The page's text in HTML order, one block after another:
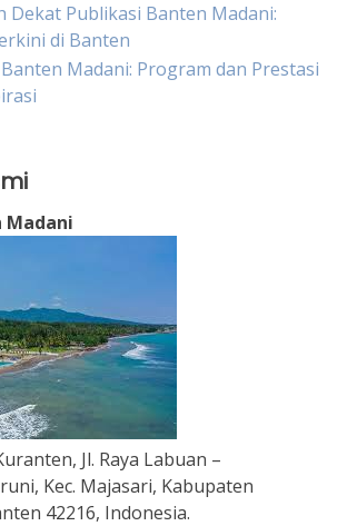
Dekat Publikasi Banten Madani:
di Banten
Madani: Program dan Prestasi
Madani
Jl. Raya Labuan –
Kec. Majasari, Kabupaten
42216, Indonesia.